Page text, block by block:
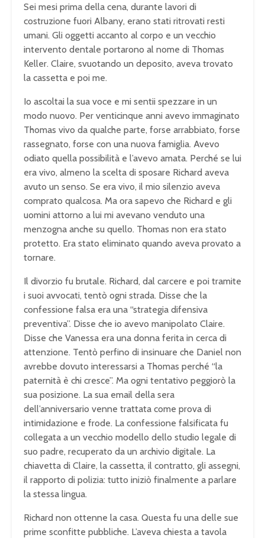
Sei mesi prima della cena, durante lavori di
costruzione fuori Albany, erano stati ritrovati resti
umani. Gli oggetti accanto al corpo e un vecchio
intervento dentale portarono al nome di Thomas
Keller. Claire, svuotando un deposito, aveva trovato
la cassetta e poi me.
Io ascoltai la sua voce e mi sentii spezzare in un
modo nuovo. Per venticinque anni avevo immaginato
Thomas vivo da qualche parte, forse arrabbiato, forse
rassegnato, forse con una nuova famiglia. Avevo
odiato quella possibilità e l’avevo amata. Perché se lui
era vivo, almeno la scelta di sposare Richard aveva
avuto un senso. Se era vivo, il mio silenzio aveva
comprato qualcosa. Ma ora sapevo che Richard e gli
uomini attorno a lui mi avevano venduto una
menzogna anche su quello. Thomas non era stato
protetto. Era stato eliminato quando aveva provato a
tornare.
Il divorzio fu brutale. Richard, dal carcere e poi tramite
i suoi avvocati, tentò ogni strada. Disse che la
confessione falsa era una “strategia difensiva
preventiva”. Disse che io avevo manipolato Claire.
Disse che Vanessa era una donna ferita in cerca di
attenzione. Tentò perfino di insinuare che Daniel non
avrebbe dovuto interessarsi a Thomas perché “la
paternità è chi cresce”. Ma ogni tentativo peggiorò la
sua posizione. La sua email della sera
dell’anniversario venne trattata come prova di
intimidazione e frode. La confessione falsificata fu
collegata a un vecchio modello dello studio legale di
suo padre, recuperato da un archivio digitale. La
chiavetta di Claire, la cassetta, il contratto, gli assegni,
il rapporto di polizia: tutto iniziò finalmente a parlare
la stessa lingua.
Richard non ottenne la casa. Questa fu una delle sue
prime sconfitte pubbliche. L’aveva chiesta a tavola